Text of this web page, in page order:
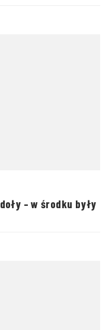
– w środku były